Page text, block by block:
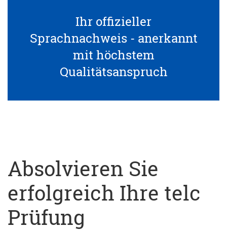
Ihr offizieller
Sprachnachweis - anerkannt
mit höchstem
Qualitätsanspruch
Absolvieren Sie
erfolgreich Ihre telc
Prüfung